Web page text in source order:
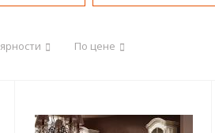
По цене